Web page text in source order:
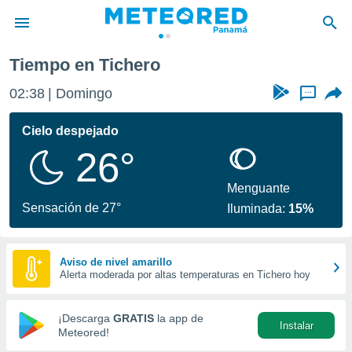
de
ha
calidad.
a este
las
y
forma
digital
basada
Tiempo en Tichero
02:38 Domingo ...
Cielo despejado
26°
Sensación de 27°
Menguante
Iluminada: 15%
Aviso de nivel amarillo
Alerta moderada por altas temperaturas en Tichero hoy
¡Descarga GRATIS la app de
Meteored!
Instalar